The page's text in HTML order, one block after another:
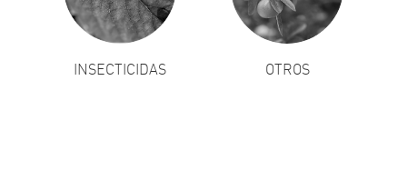
INSECTICIDAS OTROS